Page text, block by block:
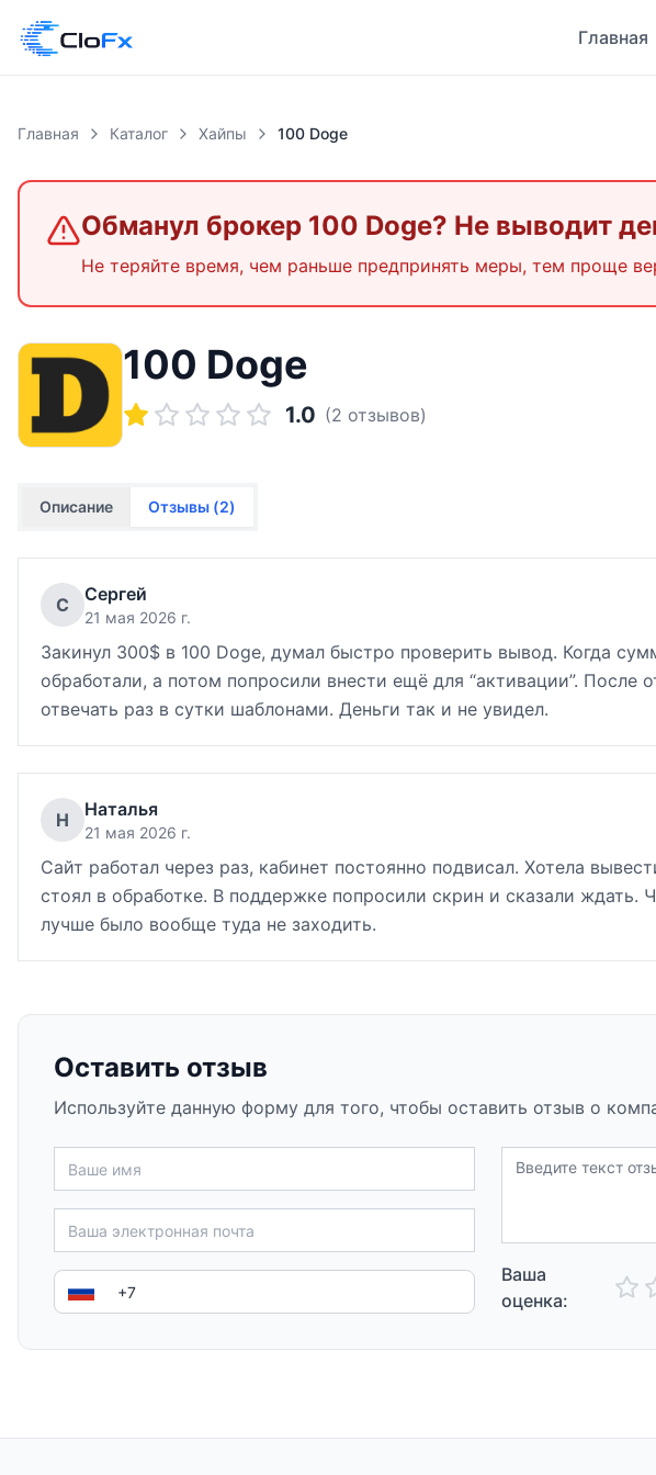
Главная
Главная Каталог Хайпы 100 Doge
Обманул брокер 100 Doge? Не выводит
Не теряйте время, чем раньше предпринять меры, тем проще
100 Doge
1.0 (2 отзывов)
Описание Отзывы (2)
С Сергей
21 мая 2026 г.
Закинул 300$ в 100 Doge, думал быстро проверить вывод. Когда
обработали, а потом попросили внести ещё для “активации”. После
отвечать раз в сутки шаблонами. Деньги так и не увидел.
Н Наталья
21 мая 2026 г.
Сайт работал через раз, кабинет постоянно подвисал. Хотела
стоял в обработке. В поддержке попросили скрин и сказали ждать.
лучше было вообще туда не заходить.
Оставить отзыв
Используйте данную форму для того, чтобы оставить отзыв о
Ваша
оценка: